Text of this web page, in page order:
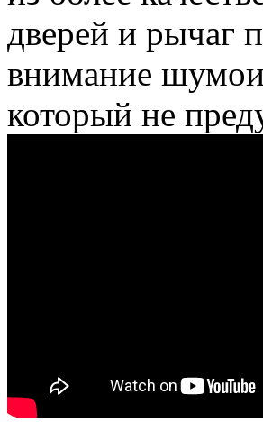
дверей и рычаг
внимание
который не